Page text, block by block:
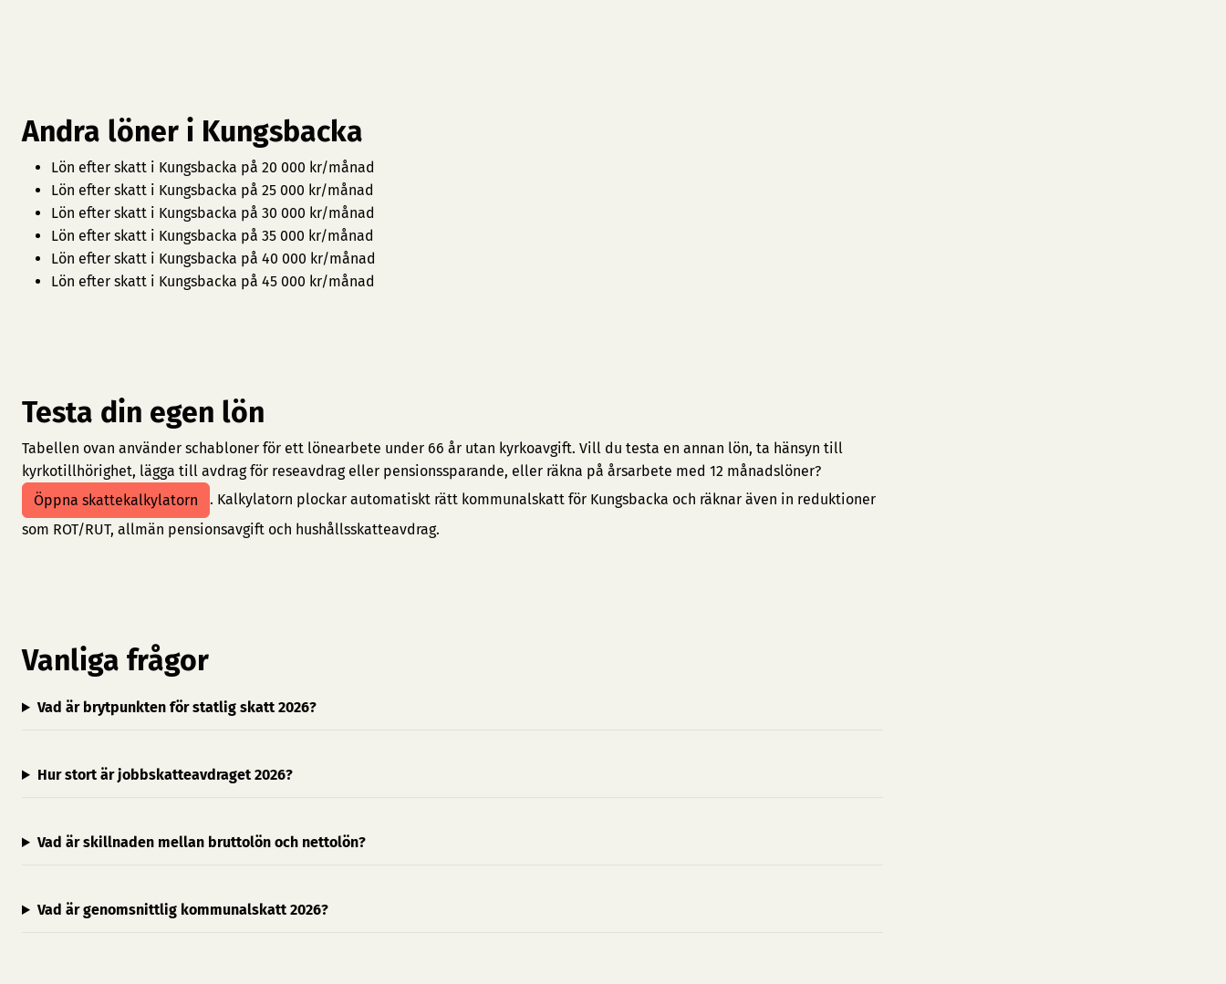
Andra löner i Kungsbacka
Lön efter skatt i Kungsbacka på 20 000 kr/månad
Lön efter skatt i Kungsbacka på 25 000 kr/månad
Lön efter skatt i Kungsbacka på 30 000 kr/månad
Lön efter skatt i Kungsbacka på 35 000 kr/månad
Lön efter skatt i Kungsbacka på 40 000 kr/månad
Lön efter skatt i Kungsbacka på 45 000 kr/månad
Testa din egen lön
Tabellen ovan använder schabloner för ett lönearbete under 66 år utan kyrkoavgift. Vill du testa en annan lön, ta hänsyn till
kyrkotillhörighet, lägga till avdrag för reseavdrag eller pensionssparande, eller räkna på årsarbete med 12 månadslöner?
Öppna skattekalkylatorn
. Kalkylatorn plockar automatiskt rätt kommunalskatt för Kungsbacka och räknar även in reduktioner
som ROT/RUT, allmän pensionsavgift och hushållsskatteavdrag.
Vanliga frågor
Vad är brytpunkten för statlig skatt 2026?
Hur stort är jobbskatteavdraget 2026?
Vad är skillnaden mellan bruttolön och nettolön?
Vad är genomsnittlig kommunalskatt 2026?